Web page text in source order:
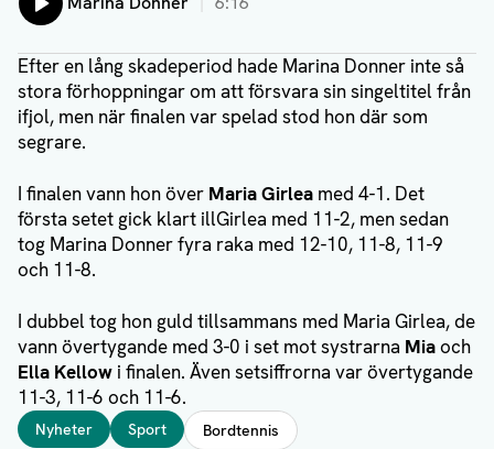
Efter en lång skadeperiod hade Marina Donner inte så
stora förhoppningar om att försvara sin singeltitel från
ifjol, men när finalen var spelad stod hon där som
segrare.
I finalen vann hon över Maria Girlea med 4-1. Det
första setet gick klart illGirlea med 11-2, men sedan
tog Marina Donner fyra raka med 12-10, 11-8, 11-9
och 11-8.
I dubbel tog hon guld tillsammans med Maria Girlea, de
vann övertygande med 3-0 i set mot systrarna Miaoch
Ella Kellow i finalen. Även setsiffrorna var övertygande
11-3, 11-6 och 11-6.
Taggar
Nyheter Sport Bordtennis